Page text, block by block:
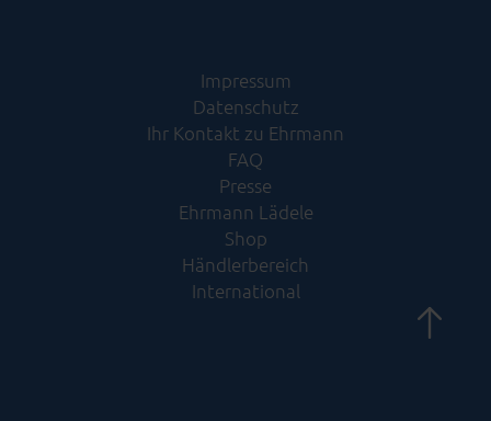
Impressum
Datenschutz
Ihr Kontakt zu Ehrmann
FAQ
Presse
Ehrmann Lädele
Shop
Händlerbereich
International